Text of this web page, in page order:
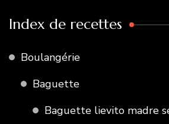
Index de recettes
Boulangérie
Baguette
Baguette lievito madre